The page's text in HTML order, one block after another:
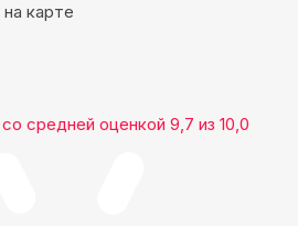
карте
средней оценкой 9,7 из 10,0